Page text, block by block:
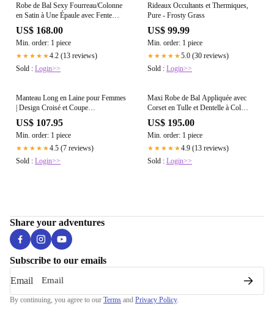
Robe de Bal Sexy Fourreau/Colonne
en Satin à Une Épaule avec Fente
Bleu Poudré
US$ 168.00
Min. order: 1 piece
★★★★★4.2 (13 reviews)
Sold : Login>>
Rideaux Occultants et Thermiques,
Pure - Frosty Grass
US$ 99.99
Min. order: 1 piece
★★★★★5.0 (30 reviews)
Sold : Login>>
Manteau Long en Laine pour Femmes
| Design Croisé et Coupe
Décontractée
US$ 107.95
Min. order: 1 piece
★★★★★4.5 (7 reviews)
Sold : Login>>
Maxi Robe de Bal Appliquée avec
Corset en Tulle et Dentelle à Col
Licou Sauge
US$ 195.00
Min. order: 1 piece
★★★★★4.9 (13 reviews)
Sold : Login>>
Share your adventures
Subscribe to our emails
Email
By continuing, you agree to our Terms and Privacy Policy.